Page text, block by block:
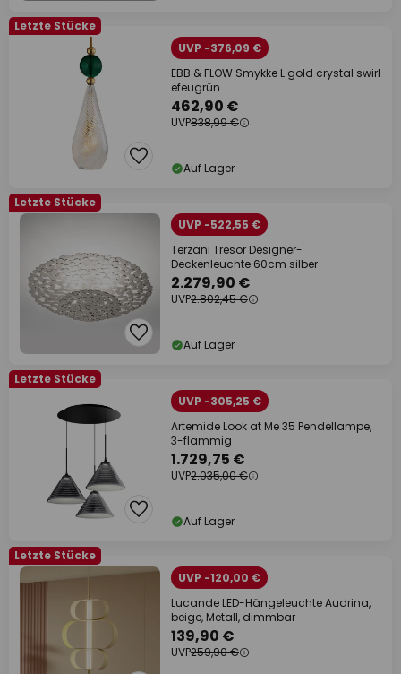
Letzte Stücke
UVP -376,09 €
EBB & FLOW Smykke L gold crystal swirl
efeugrün
462,90 €
UVP838,99 €
Auf Lager
Letzte Stücke
UVP -522,55 €
Terzani Tresor Designer-
Deckenleuchte 60cm silber
2.279,90 €
UVP2.802,45 €
Auf Lager
Letzte Stücke
UVP -305,25 €
Artemide Look at Me 35 Pendellampe,
3-flammig
1.729,75 €
UVP2.035,00 €
Auf Lager
Letzte Stücke
UVP -120,00 €
Lucande LED-Hängeleuchte Audrina,
beige, Metall, dimmbar
139,90 €
UVP259,90 €